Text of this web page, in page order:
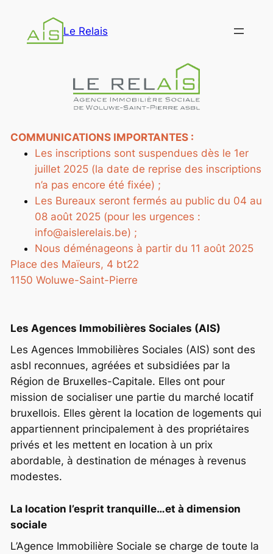
contenu
Le Relais
COMMUNICATIONS IMPORTANTES :
Les inscriptions sont suspendues dès le 1er
juillet 2025 (la date de reprise des inscriptions
n’a pas encore été fixée) ;
Les Bureaux seront fermés au public du 04 au
08 août 2025 (pour les urgences :
info@aislerelais.be) ;
Nous déménageons à partir du 11 août 2025
Place des Maïeurs, 4 bt22
1150 Woluwe-Saint-Pierre
Les Agences Immobilières Sociales (AIS)
Les Agences Immobilières Sociales (AIS) sont des
asbl reconnues, agréées et subsidiées par la
Région de Bruxelles-Capitale. Elles ont pour
mission de socialiser une partie du marché locatif
bruxellois. Elles gèrent la location de logements qui
appartiennent principalement à des propriétaires
privés et les mettent en location à un prix
abordable, à destination de ménages à revenus
modestes.
La location l’esprit tranquille…et à dimension
sociale
L’Agence Immobilière Sociale se charge de toute la